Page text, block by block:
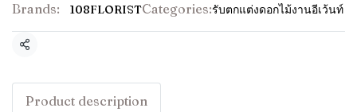
Brands:
108FLORISTCategories:รับตกแต่งดอกไม้งานอีเว้นท์
Share
Product description